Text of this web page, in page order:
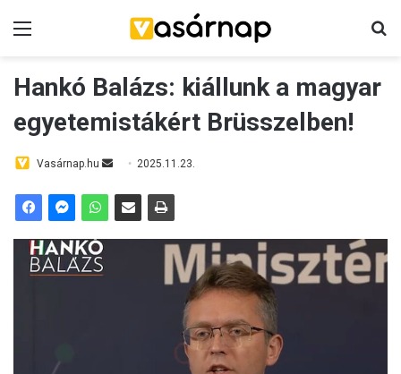
Hankó Balázs: kiállunk a magyar
egyetemistákért Brüsszelben!
Vasárnap.hu 2025.11.23.